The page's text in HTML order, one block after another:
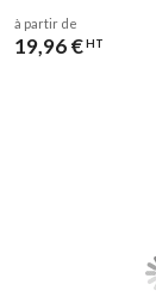
à partir de
19,96 €HT